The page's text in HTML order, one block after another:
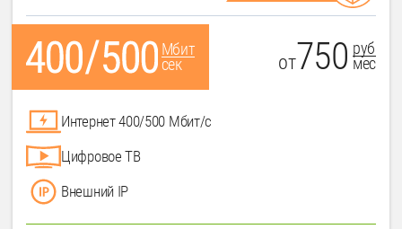
Мбит
сек
от750 руб
мес
Интернет 400/500 Мбит/с
Цифровое ТВ
Внешний IP